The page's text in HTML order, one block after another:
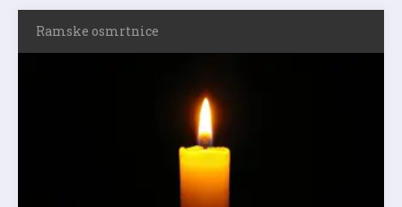
Ramske osmrtnice